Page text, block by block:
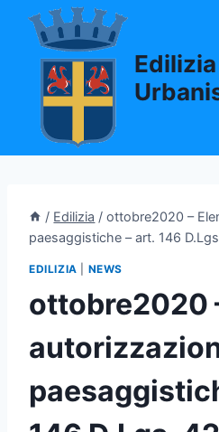
Salta
contenuto
/ Edilizia / ottobre2020 –
paesaggistiche – art. 146
EDILIZIA NEWS
ottobre2020